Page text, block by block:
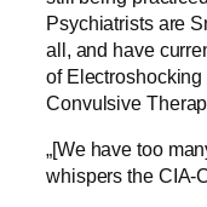
Psychiatrists are
all, and have
of
Convulsive
„[We have too
whispers the CIA-